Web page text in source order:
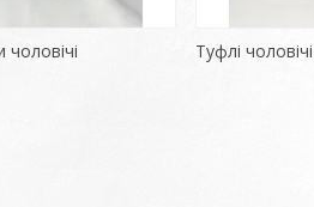
чоловічі Туфлі чоловічі